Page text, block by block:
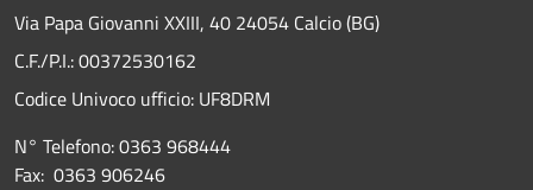
Via Papa Giovanni XXIII, 40 24054 Calcio (BG)
C.F./P.I.: 00372530162
Codice Univoco ufficio: UF8DRM
N° Telefono: 0363 968444
Fax: 0363 906246